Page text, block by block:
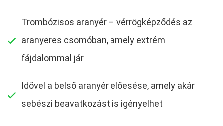
Trombózisos aranyér – vérrögképződés az
aranyeres csomóban, amely extrém
fájdalommal jár
Idővel a belső aranyér előesése, amely akár
sebészi beavatkozást is igényelhet